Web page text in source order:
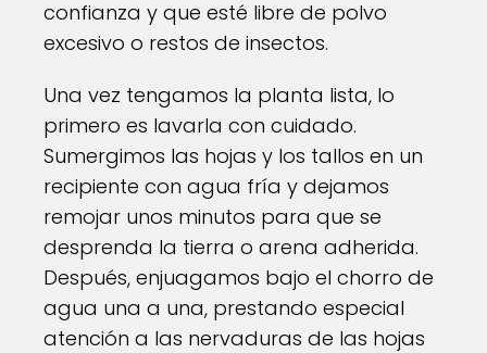
confianza y que esté libre de polvo
excesivo o restos de insectos.
Una vez tengamos la planta lista, lo
primero es lavarla con cuidado.
Sumergimos las hojas y los tallos en un
recipiente con agua fría y dejamos
remojar unos minutos para que se
desprenda la tierra o arena adherida.
Después, enjuagamos bajo el chorro de
agua una a una, prestando especial
atención a las nervaduras de las hojas